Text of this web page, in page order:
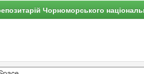
Чорноморського